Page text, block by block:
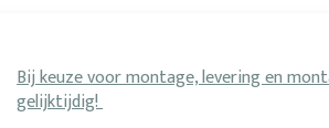
Bij keuze voor montage, levering en
gelijktijdig!